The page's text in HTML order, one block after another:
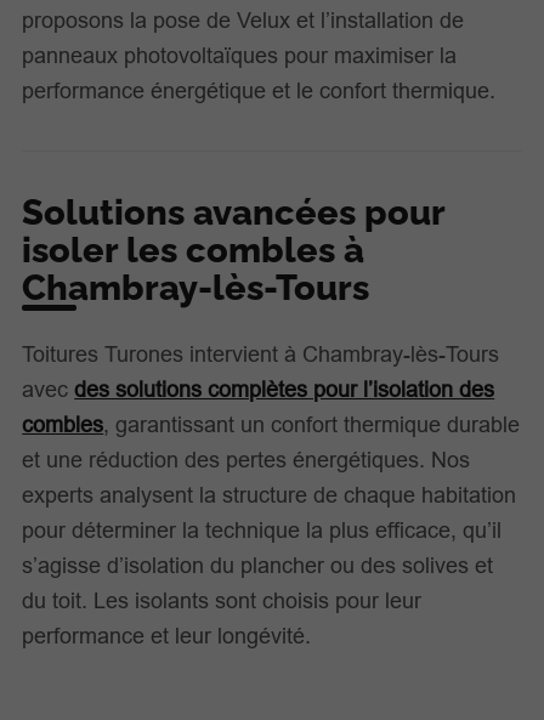
proposons la pose de Velux et l’installation de
panneaux photovoltaïques pour maximiser la
performance énergétique et le confort thermique.
Solutions avancées pour
isoler les combles à
Chambray-lès-Tours
Toitures Turones intervient à Chambray-lès-Tours
avecdes solutions complètes pour l’isolation des
combles, garantissant un confort thermique durable
et une réduction des pertes énergétiques. Nos
experts analysent la structure de chaque habitation
pour déterminer la technique la plus efficace, qu’il
s’agisse d’isolation du plancher ou des solives et
du toit. Les isolants sont choisis pour leur
performance et leur longévité.